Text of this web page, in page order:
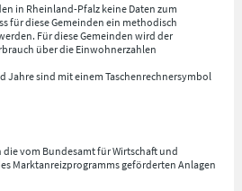
in Rheinland-Pfalz keine Daten zum
für diese Gemeinden ein methodisch
Für diese Gemeinden wird der
über die Einwohnerzahlen
Jahre sind mit einem Taschenrechnersymbol
vom Bundesamt für Wirtschaft und
Marktanreizprogramms geförderten Anlagen